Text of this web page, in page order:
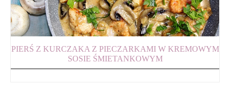
PIERŚ Z KURCZAKA Z PIECZARKAMI W KREMOWYM
SOSIE ŚMIETANKOWYM